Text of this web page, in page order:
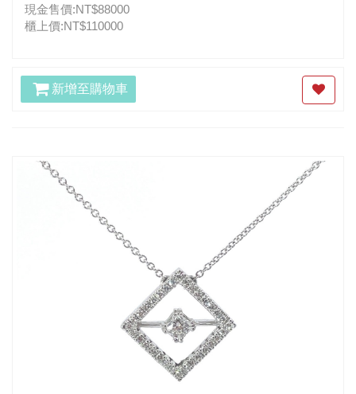
現金售價:NT$88000
櫃上價:NT$110000
新增至購物車